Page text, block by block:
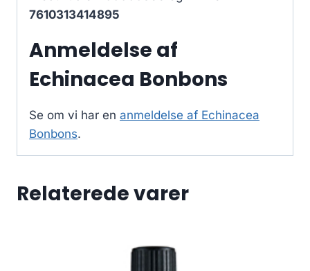
7610313414895
Anmeldelse af
Echinacea Bonbons
Se om vi har en anmeldelse af Echinacea
Bonbons.
Relaterede varer